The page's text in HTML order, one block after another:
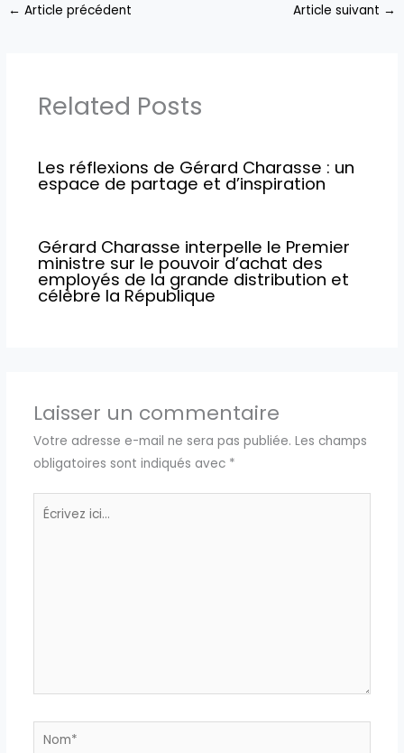
← Article précédent Article suivant →
Related Posts
Les réflexions de Gérard Charasse : un
espace de partage et d’inspiration
Gérard Charasse interpelle le Premier
ministre sur le pouvoir d’achat des
employés de la grande distribution et
célèbre la République
Laisser un commentaire
Votre adresse e-mail ne sera pas publiée. Les champs
obligatoires sont indiqués avec *
Écrivez
Nom*